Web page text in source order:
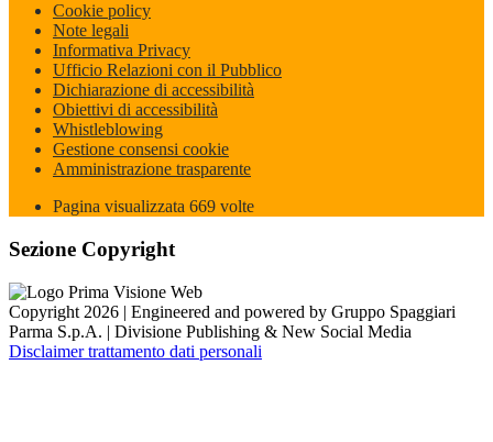
Cookie policy
Note legali
Informativa Privacy
Ufficio Relazioni con il Pubblico
Dichiarazione di accessibilità
Obiettivi di accessibilità
Whistleblowing
Gestione consensi cookie
Amministrazione trasparente
Pagina visualizzata 669 volte
Sezione Copyright
Copyright 2026 | Engineered and powered by Gruppo Spaggiari
Parma S.p.A. | Divisione Publishing & New Social Media
Disclaimer trattamento dati personali